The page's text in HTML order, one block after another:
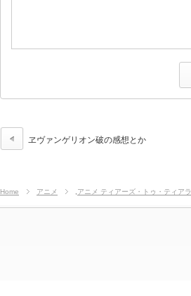
ヱヴァンゲリオン破の感想とか
Home アニメ アニメ ティアーズ・トゥ・ティアラ